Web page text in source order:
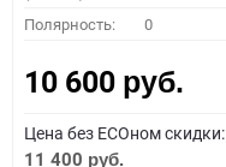
Полярность: 0
10 600 руб.
Цена без ECOном скидки:
11 400 руб.